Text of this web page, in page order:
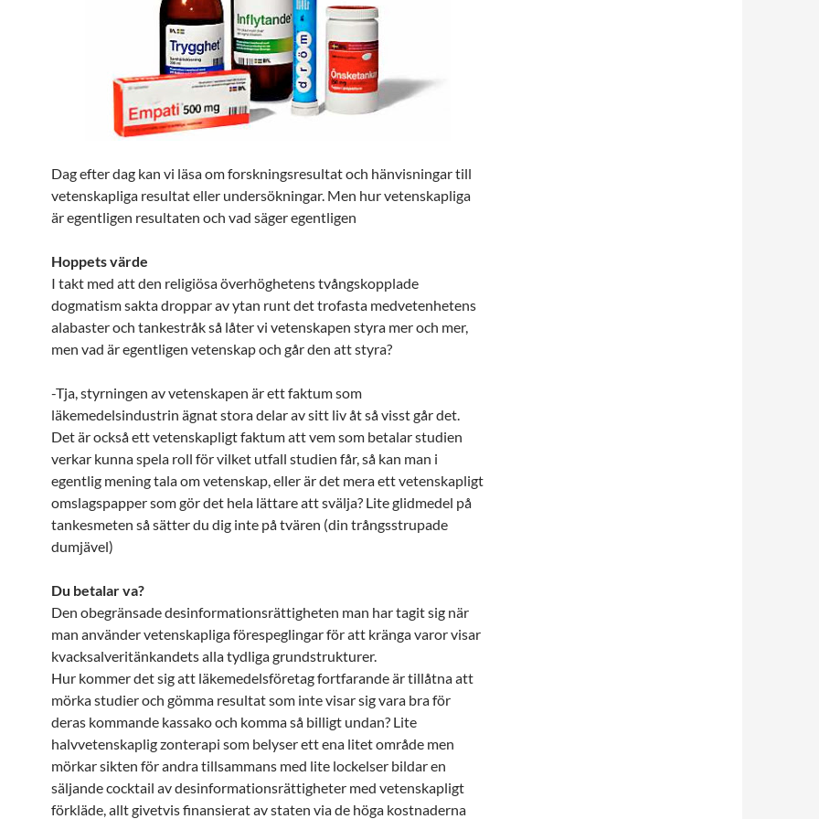
Dag efter dag kan vi läsa om forskningsresultat och hänvisningar till
vetenskapliga resultat eller undersökningar. Men hur vetenskapliga
är egentligen resultaten och vad säger egentligen
Hoppets värde
I takt med att den religiösa överhöghetens tvångskopplade
dogmatism sakta droppar av ytan runt det trofasta medvetenhetens
alabaster och tankestråk så låter vi vetenskapen styra mer och mer,
men vad är egentligen vetenskap och går den att styra?
-Tja, styrningen av vetenskapen är ett faktum som
läkemedelsindustrin ägnat stora delar av sitt liv åt så visst går det.
Det är också ett vetenskapligt faktum att vem som betalar studien
verkar kunna spela roll för vilket utfall studien får, så kan man i
egentlig mening tala om vetenskap, eller är det mera ett vetenskapligt
omslagspapper som gör det hela lättare att svälja? Lite glidmedel på
tankesmeten så sätter du dig inte på tvären (din trångsstrupade
dumjävel)
Du betalar va?
Den obegränsade desinformationsrättigheten man har tagit sig när
man använder vetenskapliga förespeglingar för att kränga varor visar
kvacksalveritänkandets alla tydliga grundstrukturer.
Hur kommer det sig att läkemedelsföretag fortfarande är tillåtna att
mörka studier och gömma resultat som inte visar sig vara bra för
deras kommande kassako och komma så billigt undan? Lite
halvvetenskaplig zonterapi som belyser ett ena litet område men
mörkar sikten för andra tillsammans med lite lockelser bildar en
säljande cocktail av desinformationsrättigheter med vetenskapligt
förkläde, allt givetvis finansierat av staten via de höga kostnaderna